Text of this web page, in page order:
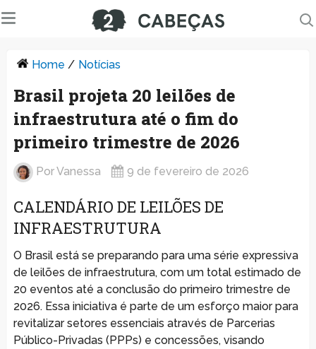
Home / Notícias
Brasil projeta 20 leilões de
infraestrutura até o fim do
primeiro trimestre de 2026
PorVanessa 9 de fevereiro de 2026
CALENDÁRIO DE LEILÕES DE
INFRAESTRUTURA
O Brasil está se preparando para uma série expressiva
de leilões de infraestrutura, com um total estimado de
20 eventos até a conclusão do primeiro trimestre de
2026. Essa iniciativa é parte de um esforço maior para
revitalizar setores essenciais através de Parcerias
Público-Privadas (PPPs) e concessões, visando